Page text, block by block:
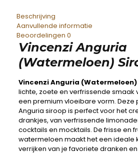
Beschrijving
Aanvullende informatie
Beoordelingen 0
Vincenzi Anguria
(Watermeloen)
Vincenzi Anguria (Watermeloen)
lichte, zoete en verfrissende smaak
een premium vloeibare vorm. Deze
Anguria siroop is perfect voor het
drankjes, van verfrissende
cocktails en mocktails. De frisse en
watermeloen maakt het een ideale
verrijken van je favoriete dranken